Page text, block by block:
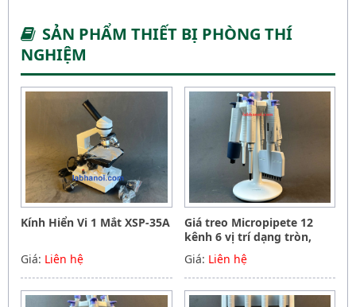
SẢN PHẨM THIẾT BỊ PHÒNG THÍ
NGHIỆM
Kính Hiển Vi 1 Mắt XSP-35A
Giá: Liên hệ
Giá treo Micropipete 12
kênh 6 vị trí dạng tròn,
Hãng Phoenix instrument
Germany
Giá: Liên hệ